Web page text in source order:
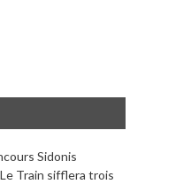
Sidonis
Train sifflera trois